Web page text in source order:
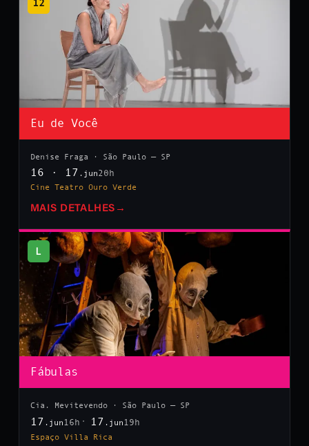
Eu de Você
Denise Fraga · São Paulo — SP
16 · 17 .jun20h
Cine Teatro Ouro Verde
MAIS DETALHES →
L
Fábulas
Cia. Mevitevendo · São Paulo — SP
17 .jun 16h 17 .jun 19h
Espaço Villa Rica